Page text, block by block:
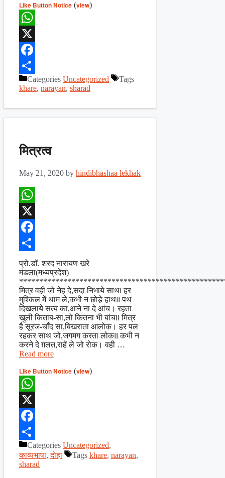
Like Button Notice (view)
WhatsApp
X
Facebook
ShareCategories Uncategorized
Tags
khare, narayan, sharad
मित्रत्व
May 21, 2020 by hindibhashaa lekhak
WhatsApp
X
Facebook
Share
प्रो.डॉ. शरद नारायण खरे
मंडला(मध्यप्रदेश)
मित्र वही जो नेह दे,सदा निभाये साथl हर
मुश्किल में थाम ले,कभी न छोडे़ हाथll पथ
दिखलाये सत्य का,आने ना दे आंच। रहता
खुली किताब-सा,लो कितना भी बांचll मित्र
है सूरज-चाँद सा,बिखराता आलोक। हर पल
रहकर साथ जो,जगमग करता लोकll कभी न
करने दे ग़लत,राहें ले जो रोक। वही …
Read more
Like Button Notice (view)
WhatsApp
X
Facebook
ShareCategories Uncategorized,
काव्यभाषा,दोहा Tags khare, narayan,
sharad